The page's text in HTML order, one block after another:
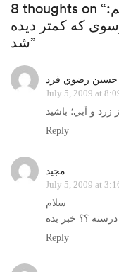
8 thoughts on “موسوی را بهتر بشناسیم:
که کمتر دیده
شد”
حسين رضوي فرد
July 5, 2009 at
Reply
مجيد
July 5, 2009 at
سلام
درسته ؟؟ خبر بده
Reply